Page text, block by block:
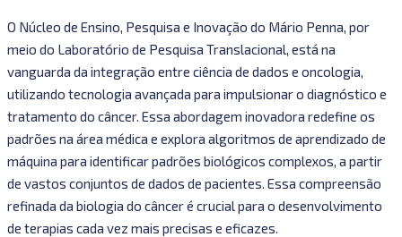
O Núcleo de Ensino, Pesquisa e Inovação do Mário Penna, por
meio do Laboratório de Pesquisa Translacional, está na
vanguarda da integração entre ciência de dados e oncologia,
utilizando tecnologia avançada para impulsionar o diagnóstico e
tratamento do câncer. Essa abordagem inovadora redefine os
padrões na área médica e explora algoritmos de aprendizado de
máquina para identificar padrões biológicos complexos, a partir
de vastos conjuntos de dados de pacientes. Essa compreensão
refinada da biologia do câncer é crucial para o desenvolvimento
de terapias cada vez mais precisas e eficazes.